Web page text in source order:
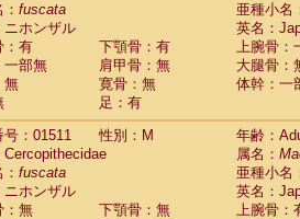
fuscata
亜種小名
ニホンザル
英名：
：有
下顎骨：有
上腕骨：
一部無
肩甲骨：無
大腿骨：
無
寛骨：無
体幹：一
足：有
号：01511
性別：M
年齢：
Cercopithecidae
属名：
fuscata
亜種小名
ニホンザル
英名：
：無
下顎骨：無
上腕骨：